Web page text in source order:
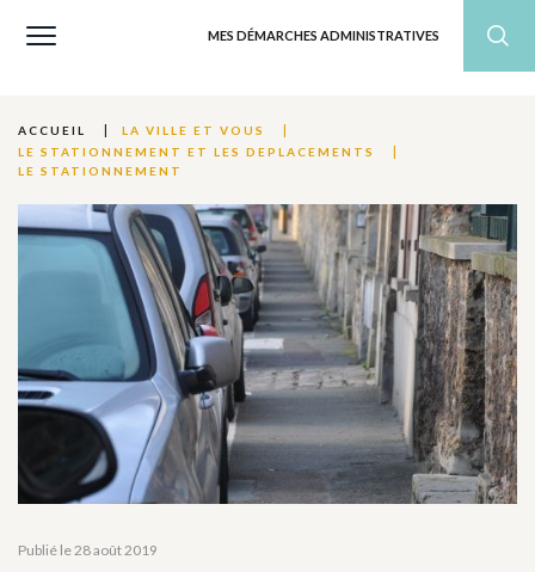
MES DÉMARCHES ADMINISTRATIVES
ACCUEIL
LA VILLE ET VOUS
LE STATIONNEMENT ET LES DEPLACEMENTS
LE STATIONNEMENT
Publié le 28 août 2019